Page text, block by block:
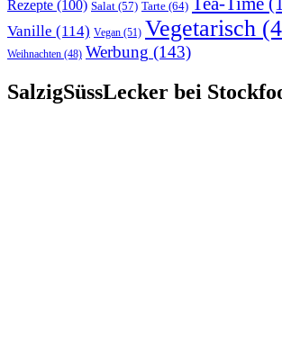
Rezepte (100) Salat (57) Tarte (64)
Vanille (114) Vegan (51) Vegetarisch
Weihnachten (48) Werbung (143)
SalzigSüssLecker bei